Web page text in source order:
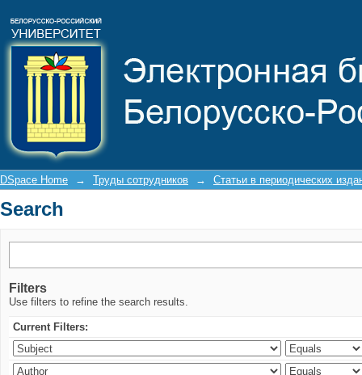
DSpace Home → Труды сотрудников → Статьи в периодических
Search
Filters
Use filters to refine the search results.
Current Filters: